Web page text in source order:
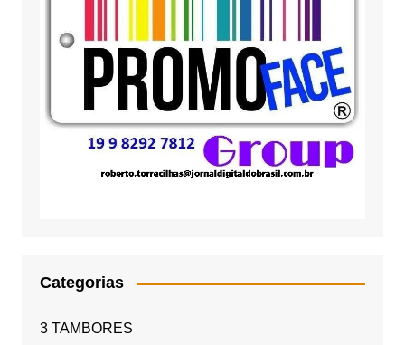
Categorias
3 TAMBORES